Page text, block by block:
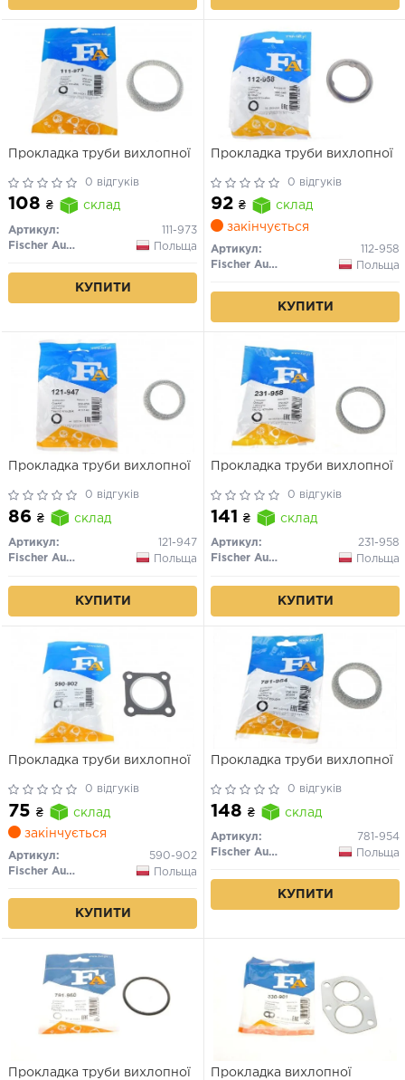
Прокладка труби вихлопної
0 відгуків
108 ₴ склад
Артикул:
111-973
Fischer Automotive One (FA1)
Польща
КУПИТИ
Прокладка труби вихлопної
0 відгуків
92 ₴
склад
закінчується
Артикул:
112-958
Fischer Automotive One (FA1)
Польща
КУПИТИ
Прокладка труби вихлопної
0 відгуків
86 ₴ склад
Артикул:
121-947
Fischer Automotive One (FA1)
Польща
КУПИТИ
Прокладка труби вихлопної
0 відгуків
141 ₴ склад
Артикул:
231-958
Fischer Automotive One (FA1)
Польща
КУПИТИ
Прокладка труби вихлопної
0 відгуків
75 ₴
склад
закінчується
Артикул:
590-902
Fischer Automotive One (FA1)
Польща
КУПИТИ
Прокладка труби вихлопної
0 відгуків
148 ₴ склад
Артикул:
781-954
Fischer Automotive One (FA1)
Польща
КУПИТИ
Прокладка труби вихлопної
Прокладка вихлопної